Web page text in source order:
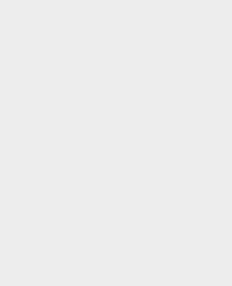
de vídeos para niños en Youtube: